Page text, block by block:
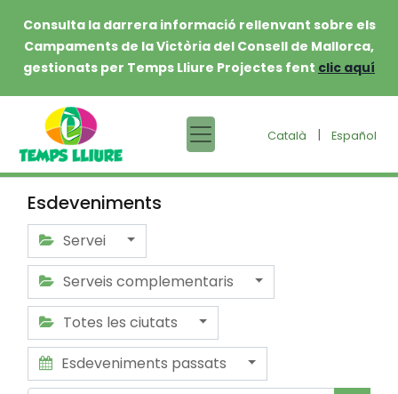
Consulta la darrera informació rellenvant sobre els
Campaments de la Victòria del Consell de Mallorca,
gestionats per Temps Lliure Projectes fent clic aquí
Català | Español
Esdeveniments
Servei
Serveis complementaris
Totes les ciutats
Esdeveniments passats